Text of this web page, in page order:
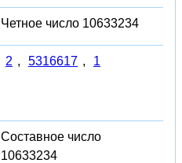
Четное число 10633234
2 , 5316617 , 1
Составное число
10633234